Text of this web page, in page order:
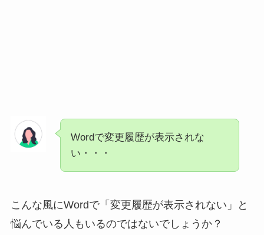
Wordで変更履歴が表示されな
い・・・
こんな風にWordで「変更履歴が表示されない」と
悩んでいる人もいるのではないでしょうか？